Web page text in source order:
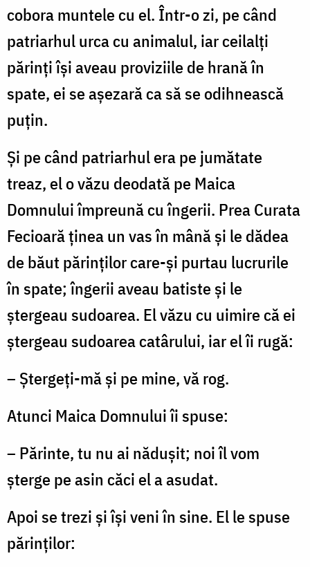
cobora muntele cu el. Într-o zi, pe când
patriarhul urca cu animalul, iar ceilalţi
părinţi îşi aveau proviziile de hrană în
spate, ei se aşezară ca să se odihnească
puţin.
Şi pe când patriarhul era pe jumătate
treaz, el o văzu deodată pe Maica
Domnului împreună cu îngerii. Prea Curata
Fecioară ţinea un vas în mână şi le dădea
de băut părinţilor care-şi purtau lucrurile
în spate; îngerii aveau batiste şi le
ştergeau sudoarea. El văzu cu uimire că ei
ştergeau sudoarea catârului, iar el îi rugă:
– Ştergeţi-mă şi pe mine, vă rog.
Atunci Maica Domnului îi spuse:
– Părinte, tu nu ai năduşit; noi îl vom
şterge pe asin căci el a asudat.
Apoi se trezi şi îşi veni în sine. El le spuse
părinţilor: